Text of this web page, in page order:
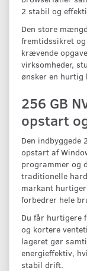
2 stabil og
Den store
fremtidssikret
krævende
virksomheder,
ønsker en
256 GB
opstart
Den indbyggede
opstart af
programmer og
traditionelle
markant
forbedrer hele
Du får hurtigere
og kortere
lageret gør
energieffektiv,
stabil drift.